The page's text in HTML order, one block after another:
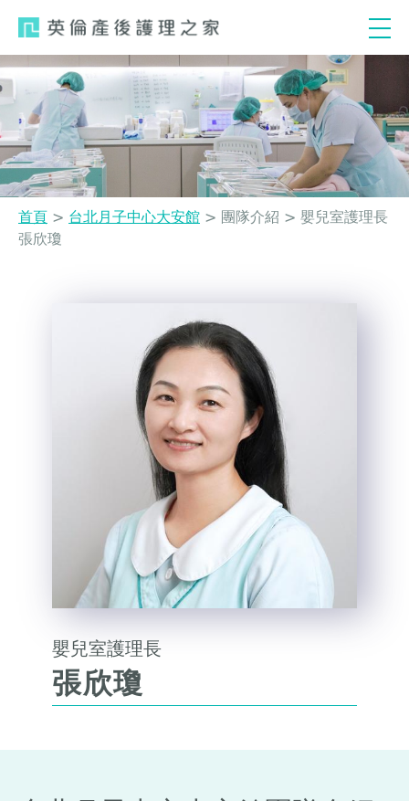
navigation
您
首頁 > 台北月子中心大安館 > 團隊介紹 > 嬰兒室護理長
張欣瓊
嬰兒室護理長
張欣瓊